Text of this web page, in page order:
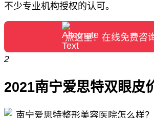
不少专业机构授权的认可。
点这里！在线免费咨
2
2021南宁爱思特双眼皮